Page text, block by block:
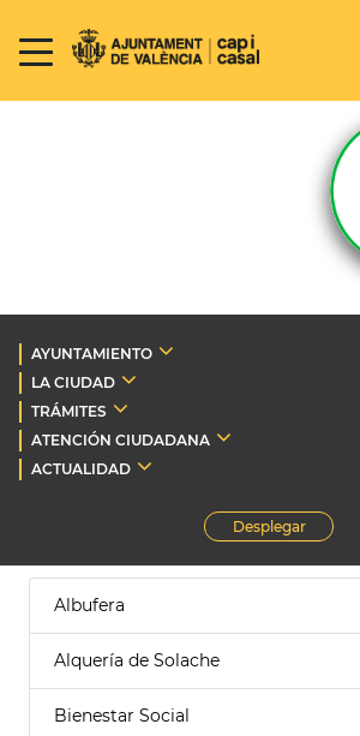
AYUNTAMIENTO
LA CIUDAD
TRÁMITES
ATENCIÓN CIUDADANA
ACTUALIDAD
Desplegar
Albufera
Alquería de Solache
Bienestar Social